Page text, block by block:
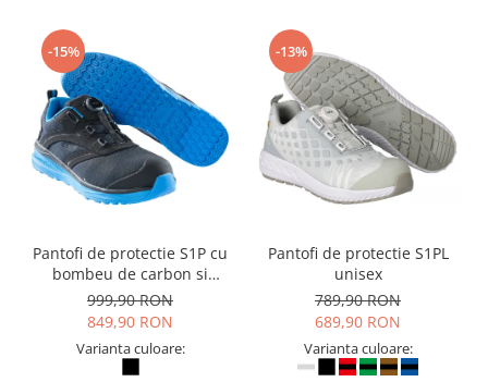
-15%
Pantofi de protectie S1P cu
bombeu de carbon si
inchidere BOAÂ® Fit
999,90 RON
849,90 RON
Varianta culoare:
-13%
Pantofi de protectie S1PL
unisex
789,90 RON
689,90 RON
Varianta culoare: